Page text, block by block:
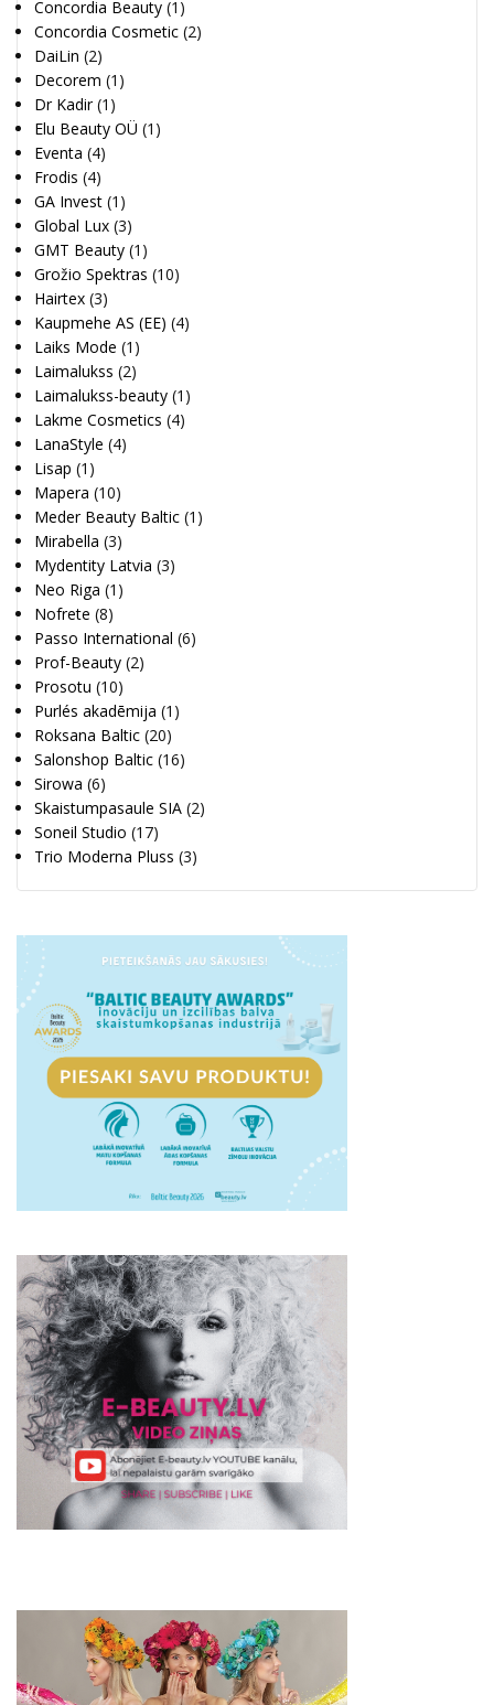
Concordia Beauty (1)
Concordia Cosmetic (2)
DaiLin (2)
Decorem (1)
Dr Kadir (1)
Elu Beauty OÜ (1)
Eventa (4)
Frodis (4)
GA Invest (1)
Global Lux (3)
GMT Beauty (1)
Grožio Spektras (10)
Hairtex (3)
Kaupmehe AS (EE) (4)
Laiks Mode (1)
Laimalukss (2)
Laimalukss-beauty (1)
Lakme Cosmetics (4)
LanaStyle (4)
Lisap (1)
Mapera (10)
Meder Beauty Baltic (1)
Mirabella (3)
Mydentity Latvia (3)
Neo Riga (1)
Nofrete (8)
Passo International (6)
Prof-Beauty (2)
Prosotu (10)
Purlés akadēmija (1)
Roksana Baltic (20)
Salonshop Baltic (16)
Sirowa (6)
Skaistumpasaule SIA (2)
Soneil Studio (17)
Trio Moderna Pluss (3)